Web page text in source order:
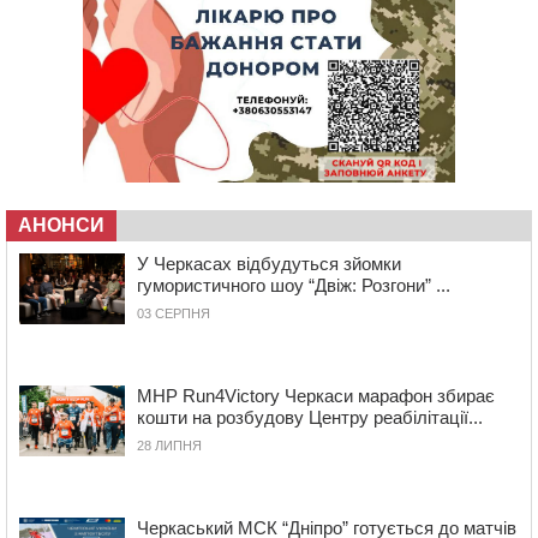
На Черкащині п’яний мотоцикліст зіткнувся з
мопедом: двоє людей у лікарні
Ветерани МСК “Дніпро” вибороли бронзу чемпіонату
України
На Уманщині підрядника зобов’язали сплатити понад
670 тис грн штрафу за незаконні зміни до договору
Мокрокалигірського психоневрологічного інтернату
07:23 Уманські міграційники видворили з країни грузина,
який відсидів термін у колонії
05 СЕРПНЯ 2026, СЕРЕДА
19:30 Проєкт просторового розвитку Корсунь-
Шевченківської громади рекомендували до
погодження
18:07 Боксерка з Черкащини готується до чемпіонату
АНОНСИ
У Черкасах відбудуться зйомки
гумористичного шоу “Двіж: Розгони” ...
03 СЕРПНЯ
MHP Run4Victory Черкаси марафон збирає
кошти на розбудову Центру реабілітації...
28 ЛИПНЯ
Черкаський МСК “Дніпро” готується до матчів